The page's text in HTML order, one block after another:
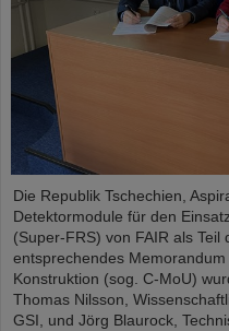
Die Republik Tschechien,
Detektormodule für den
(Super-FRS) von FAIR als Teil
entsprechendes
Konstruktion (sog. C-MoU)
Thomas Nilsson,
GSI, und Jörg Blaurock,